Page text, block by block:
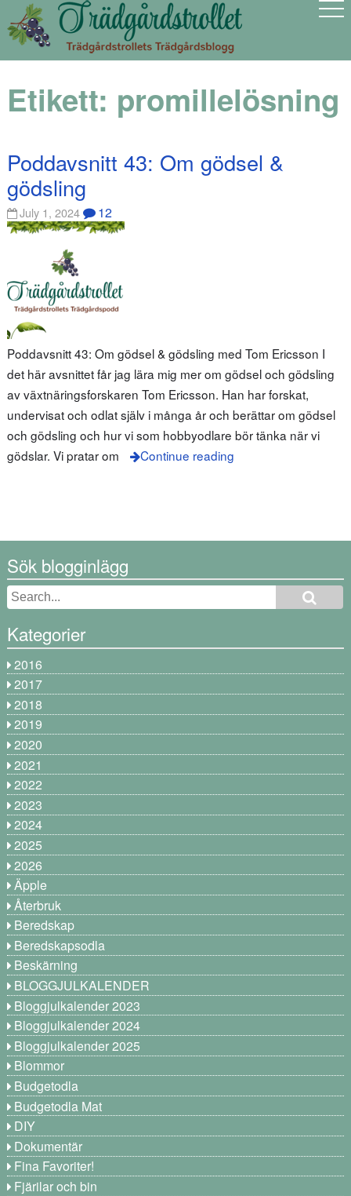
Etikett: promillelösning
Poddavsnitt 43: Om gödsel &
gödsling
July 1, 2024 12
Poddavsnitt 43: Om gödsel & gödsling med Tom Ericsson I
det här avsnittet får jag lära mig mer om gödsel och gödsling
av växtnäringsforskaren Tom Ericsson. Han har forskat,
undervisat och odlat själv i många år och berättar om gödsel
och gödsling och hur vi som hobbyodlare bör tänka när vi
gödslar. Vi pratar om
Continue reading
Sök blogginlägg
Kategorier
2016
2017
2018
2019
2020
2021
2022
2023
2024
2025
2026
Äpple
Återbruk
Beredskap
Beredskapsodla
Beskärning
BLOGGJULKALENDER
Bloggjulkalender 2023
Bloggjulkalender 2024
Bloggjulkalender 2025
Blommor
Budgetodla
Budgetodla Mat
DIY
Dokumentär
Fina Favoriter!
Fjärilar och bin